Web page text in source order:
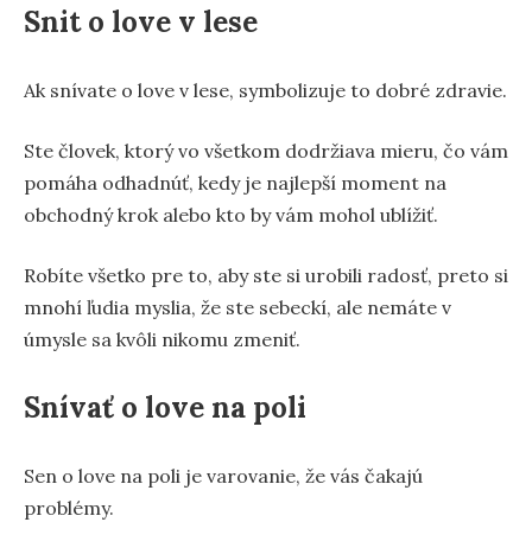
Snit o love v lese
Ak snívate o love v lese, symbolizuje to dobré zdravie.
Ste človek, ktorý vo všetkom dodržiava mieru, čo vám
pomáha odhadnúť, kedy je najlepší moment na
obchodný krok alebo kto by vám mohol ublížiť.
Robíte všetko pre to, aby ste si urobili radosť, preto si
mnohí ľudia myslia, že ste sebeckí, ale nemáte v
úmysle sa kvôli nikomu zmeniť.
Snívať o love na poli
Sen o love na poli je varovanie, že vás čakajú
problémy.